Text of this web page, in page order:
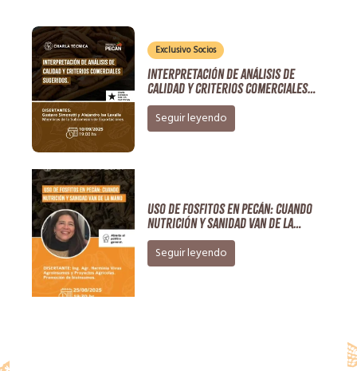
Exclusivo Socios
Interpretación de análisis de
calidad y criterios comerciales
sugeridos 10/09/25
Seguir leyendo
Uso de fosfitos en Pecán: cuando
nutrición y sanidad van de la
mano.- 2025
Seguir leyendo